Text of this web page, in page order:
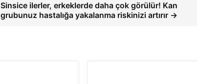
Sinsice ilerler, erkeklerde daha çok görülür! Kan
grubunuz hastalığa yakalanma riskinizi artırır →